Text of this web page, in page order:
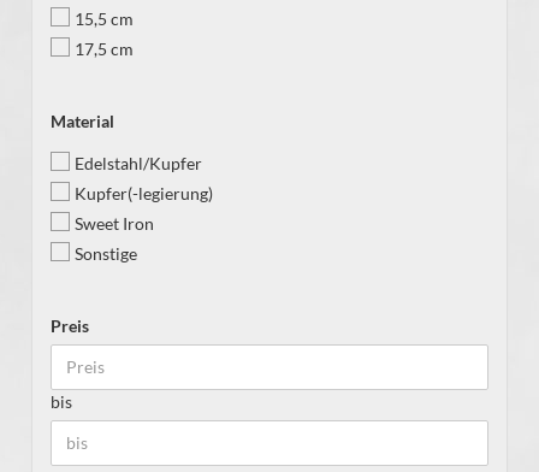
15,5 cm
17,5 cm
Material
Edelstahl/Kupfer
Kupfer(-legierung)
Sweet Iron
Sonstige
Preis
bis